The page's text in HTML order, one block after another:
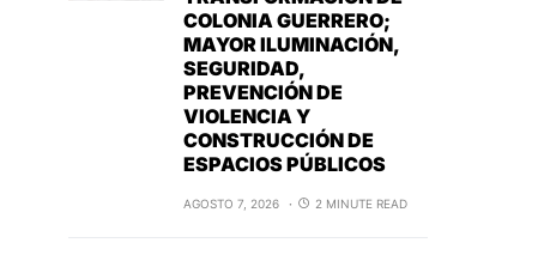
COLONIA GUERRERO;
MAYOR ILUMINACIÓN,
SEGURIDAD,
PREVENCIÓN DE
VIOLENCIA Y
CONSTRUCCIÓN DE
ESPACIOS PÚBLICOS
AGOSTO 7, 2026 2 MINUTE READ